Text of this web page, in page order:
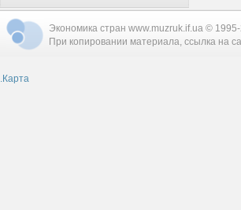
Экономика стран www.muzruk.if.ua ©
При копировании материала, ссылка на
Карта